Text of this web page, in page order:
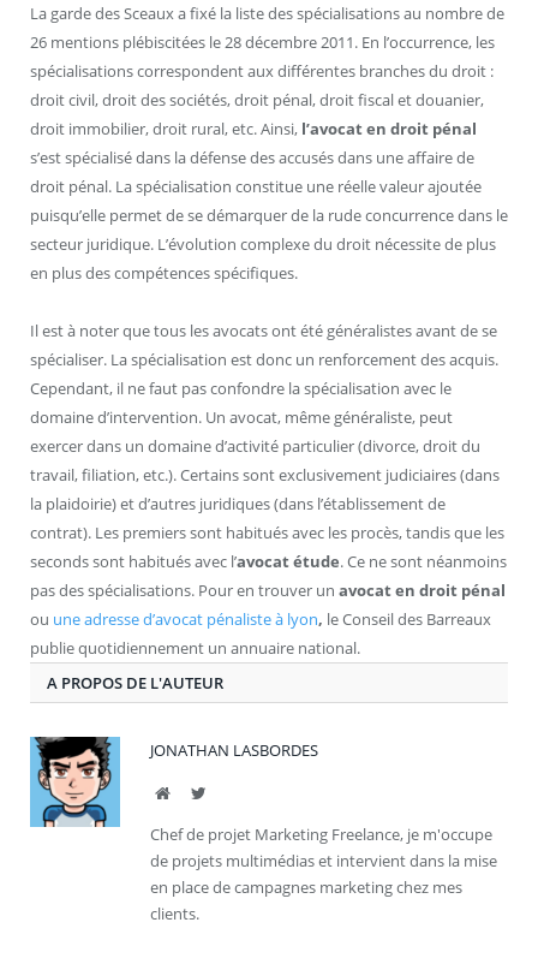
La garde des Sceaux a fixé la liste des spécialisations au nombre de
26 mentions plébiscitées le 28 décembre 2011. En l’occurrence, les
spécialisations correspondent aux différentes branches du droit :
droit civil, droit des sociétés, droit pénal, droit fiscal et douanier,
droit immobilier, droit rural, etc. Ainsi, l’avocat en droit pénal
s’est spécialisé dans la défense des accusés dans une affaire de
droit pénal. La spécialisation constitue une réelle valeur ajoutée
puisqu’elle permet de se démarquer de la rude concurrence dans le
secteur juridique. L’évolution complexe du droit nécessite de plus
en plus des compétences spécifiques.
Il est à noter que tous les avocats ont été généralistes avant de se
spécialiser. La spécialisation est donc un renforcement des acquis.
Cependant, il ne faut pas confondre la spécialisation avec le
domaine d’intervention. Un avocat, même généraliste, peut
exercer dans un domaine d’activité particulier (divorce, droit du
travail, filiation, etc.). Certains sont exclusivement judiciaires (dans
la plaidoirie) et d’autres juridiques (dans l’établissement de
contrat). Les premiers sont habitués avec les procès, tandis que les
seconds sont habitués avec l’avocat étude. Ce ne sont néanmoins
pas des spécialisations. Pour en trouver un avocat en droit pénal
ou une adresse d’avocat pénaliste à lyon, le Conseil des Barreaux
publie quotidiennement un annuaire national.
A PROPOS DE L'AUTEUR
JONATHAN LASBORDES
Site Twitter
Chef de projet Marketing Freelance, je m'occupe
de projets multimédias et intervient dans la mise
en place de campagnes marketing chez mes
clients.